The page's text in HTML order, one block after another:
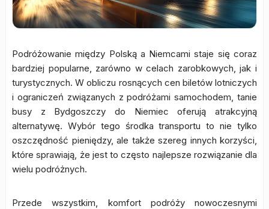
Podróżowanie między Polską a Niemcami staje się coraz
bardziej popularne, zarówno w celach zarobkowych, jak i
turystycznych. W obliczu rosnących cen biletów lotniczych
i ograniczeń związanych z podróżami samochodem, tanie
busy z Bydgoszczy do Niemiec oferują atrakcyjną
alternatywę. Wybór tego środka transportu to nie tylko
oszczędność pieniędzy, ale także szereg innych korzyści,
które sprawiają, że jest to często najlepsze rozwiązanie dla
wielu podróżnych.
Przede wszystkim, komfort podróży nowoczesnymi